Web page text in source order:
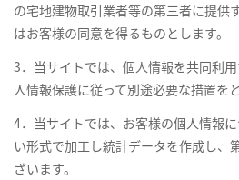
の宅地建物取引業者等の第三者に提供
はお客様の同意を得るものとします。
3．当サイトでは、個人情報を共同利
人情報保護に従って別途必要な措置を
4．当サイトでは、お客様の個人情報
い形式で加工し統計データを作成し、
ざいます。